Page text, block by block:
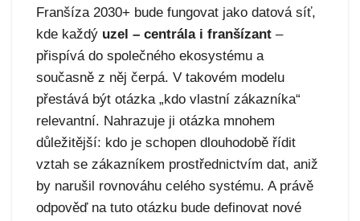
Franšíza 2030+ bude fungovat jako datová síť,
kde každý uzel – centrála i franšízant –
přispívá do společného ekosystému a
současně z něj čerpá. V takovém modelu
přestává být otázka „kdo vlastní zákazníka“
relevantní. Nahrazuje ji otázka mnohem
důležitější: kdo je schopen dlouhodobě řídit
vztah se zákazníkem prostřednictvím dat, aniž
by narušil rovnováhu celého systému. A právě
odpověď na tuto otázku bude definovat nové